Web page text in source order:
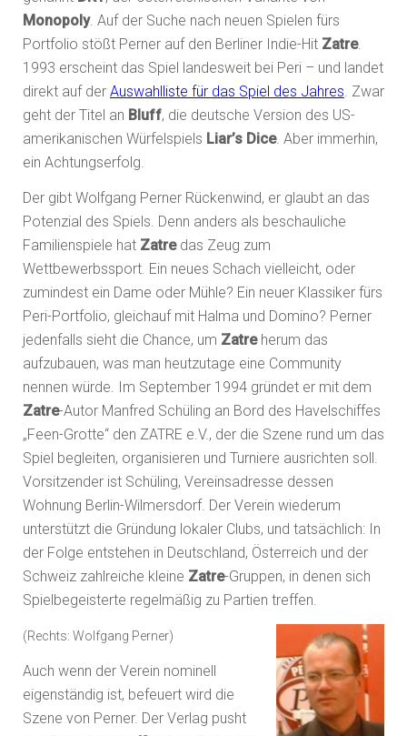
Monopoly. Auf der Suche nach neuen Spielen fürs
Portfolio stößt Perner auf den Berliner Indie-Hit Zatre.
1993 erscheint das Spiel landesweit bei Peri – und landet
direkt auf der Auswahlliste für das Spiel des Jahres. Zwar
geht der Titel an Bluff, die deutsche Version des US-
amerikanischen Würfelspiels Liar’s Dice. Aber immerhin,
ein Achtungserfolg.
Der gibt Wolfgang Perner Rückenwind, er glaubt an das
Potenzial des Spiels. Denn anders als beschauliche
Familienspiele hat Zatre das Zeug zum
Wettbewerbssport. Ein neues Schach vielleicht, oder
zumindest ein Dame oder Mühle? Ein neuer Klassiker fürs
Peri-Portfolio, gleichauf mit Halma und Domino? Perner
jedenfalls sieht die Chance, um Zatre herum das
aufzubauen, was man heutzutage eine Community
nennen würde. Im September 1994 gründet er mit dem
Zatre-Autor Manfred Schüling an Bord des Havelschiffes
„Feen-Grotte“ den ZATRE e.V., der die Szene rund um das
Spiel begleiten, organisieren und Turniere ausrichten soll.
Vorsitzender ist Schüling, Vereinsadresse dessen
Wohnung Berlin-Wilmersdorf. Der Verein wiederum
unterstützt die Gründung lokaler Clubs, und tatsächlich: In
der Folge entstehen in Deutschland, Österreich und der
Schweiz zahlreiche kleine Zatre-Gruppen, in denen sich
Spielbegeisterte regelmäßig zu Partien treffen.
(Rechts: Wolfgang Perner)
Auch wenn der Verein nominell
eigenständig ist, befeuert wird die
Szene von Perner. Der Verlag pusht